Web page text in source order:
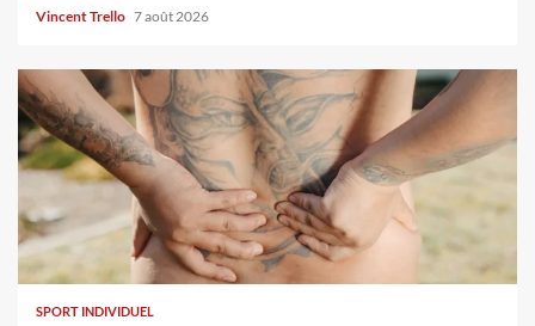
Vincent Trello 7 août 2026
SPORT INDIVIDUEL